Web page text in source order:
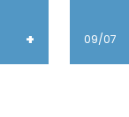
+ 09/07